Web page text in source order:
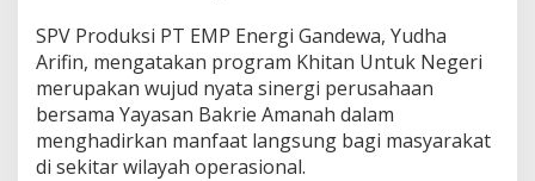
r
a
t
i
s
,
SPV Produksi PT EMP Energi Gandewa, Yudha
Arifin, mengatakan program Khitan Untuk Negeri
merupakan wujud nyata sinergi perusahaan
bersama Yayasan Bakrie Amanah dalam
menghadirkan manfaat langsung bagi masyarakat
di sekitar wilayah operasional.